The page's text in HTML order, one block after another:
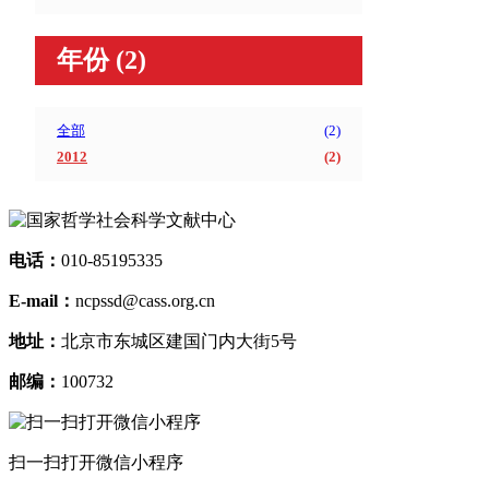
年份 (2)
全部 (2)
2012
(2)
电话： 010-85195335
E-mail： ncpssd@cass.org.cn
地址： 北京市东城区建国门内大街5号
邮编： 100732
扫一扫打开微信小程序